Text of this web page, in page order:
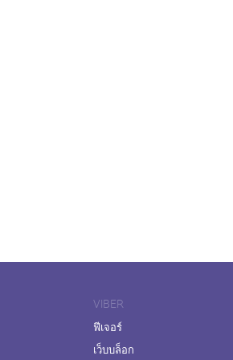
VIBER
ฟีเจอร์
เว็บบล็อก